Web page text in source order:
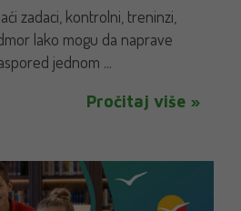
zadaci, kontrolni, treninzi,
lako mogu da naprave
jednom ...
Pročitaj više »